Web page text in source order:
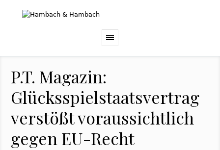
P.T. Magazin:
Glücksspielstaatsvertrag
verstößt voraussichtlich
gegen EU-Recht